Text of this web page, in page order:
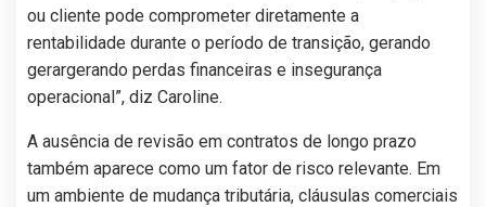
ou cliente pode comprometer diretamente a
rentabilidade durante o período de transição, gerando
gerargerando perdas financeiras e insegurança
operacional”, diz Caroline.
A ausência de revisão em contratos de longo prazo
também aparece como um fator de risco relevante. Em
um ambiente de mudança tributária, cláusulas comerciais